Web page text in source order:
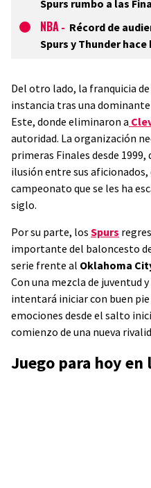
Spurs rumbo a las
NBA - Récord de
Spurs y Thunder
Del otro lado, la franquicia
instancia tras una
Este, donde eliminaron a
autoridad. La organización
primeras Finales desde
ilusión entre sus
campeonato que se les ha
siglo.
Por su parte, los Spurs
importante del baloncesto
serie frente al Oklahoma
Con una mezcla de
intentará iniciar con buen
emociones desde el salto
comienzo de una nueva
Juego para hoy en